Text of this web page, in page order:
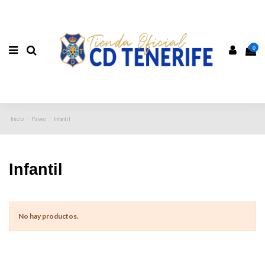
0
Inicio Paseo Infantil
Infantil
No hay productos.